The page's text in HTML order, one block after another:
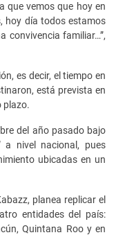
que vemos que hoy en
hoy día todos estamos
convivencia familiar…”,
es decir, el tiempo en
está prevista en
plazo.
del año pasado bajo
a nivel nacional, pues
ubicadas en un
planea replicar el
entidades del país:
Quintana Roo y en